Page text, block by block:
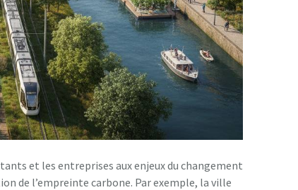
et les entreprises aux enjeux du changement
de l’empreinte carbone. Par exemple, la ville